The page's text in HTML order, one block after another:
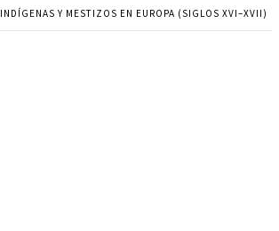
INDÍGENAS Y MESTIZOS EN EUROPA (SIGLOS XVI–XVII)